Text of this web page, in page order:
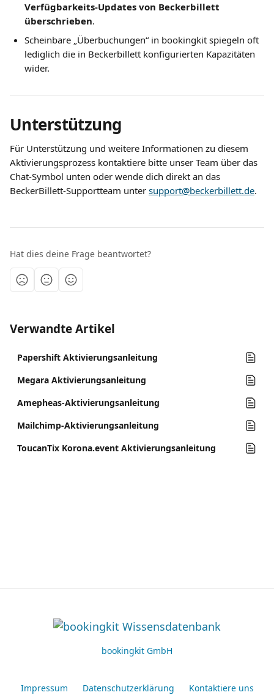
Verfügbarkeits-Updates von Beckerbillett
überschrieben.
Scheinbare „Überbuchungen“ in bookingkit spiegeln oft
lediglich die in Beckerbillett konfigurierten Kapazitäten
wider.
Unterstützung
Für Unterstützung und weitere Informationen zu diesem
Aktivierungsprozess kontaktiere bitte unser Team über das
Chat-Symbol unten oder wende dich direkt an das
BeckerBillett-Supportteam unter support@beckerbillett.de.
Hat dies deine Frage beantwortet?
Verwandte Artikel
Papershift Aktivierungsanleitung
Megara Aktivierungsanleitung
Amepheas-Aktivierungsanleitung
Mailchimp-Aktivierungsanleitung
ToucanTix Korona.event Aktivierungsanleitung
bookingkit GmbH
Impressum Datenschutzerklärung Kontaktiere uns